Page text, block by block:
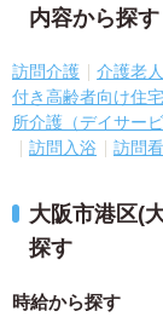
内容から探す
訪問介護 介護老
付き高齢者向け住宅
所介護（デイサービ
訪問入浴
訪問
大阪市港区(
探す
時給から探す